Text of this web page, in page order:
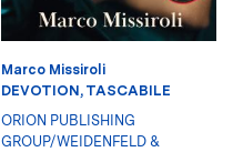
Marco Missiroli
DEVOTION, TASCABILE
ORION PUBLISHING
GROUP/WEIDENFELD &